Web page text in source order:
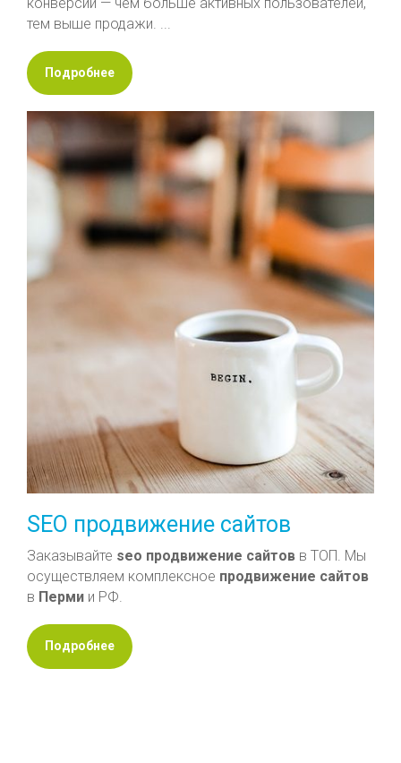
тем выше продажи. ...
Подробнее
SEO продвижение сайтов
Заказывайте seo продвижение сайтов в ТОП. Мы
осуществляем комплексное продвижение сайтов
в Перми и РФ.
Подробнее